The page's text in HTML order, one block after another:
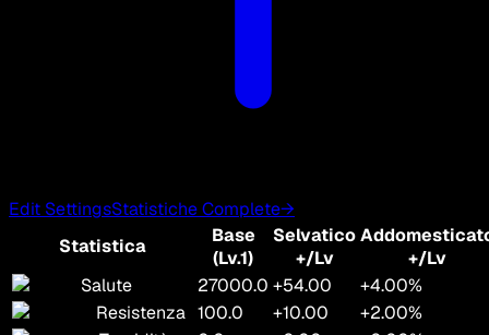
Edit SettingsStatistiche Complete→
Statistica
Base
(Lv.1)
Selvatico
+/Lv
+/Lv
Salute
27000.0 +54.00
+4.00%
Resistenza 100.0 +10.00
+2.00%